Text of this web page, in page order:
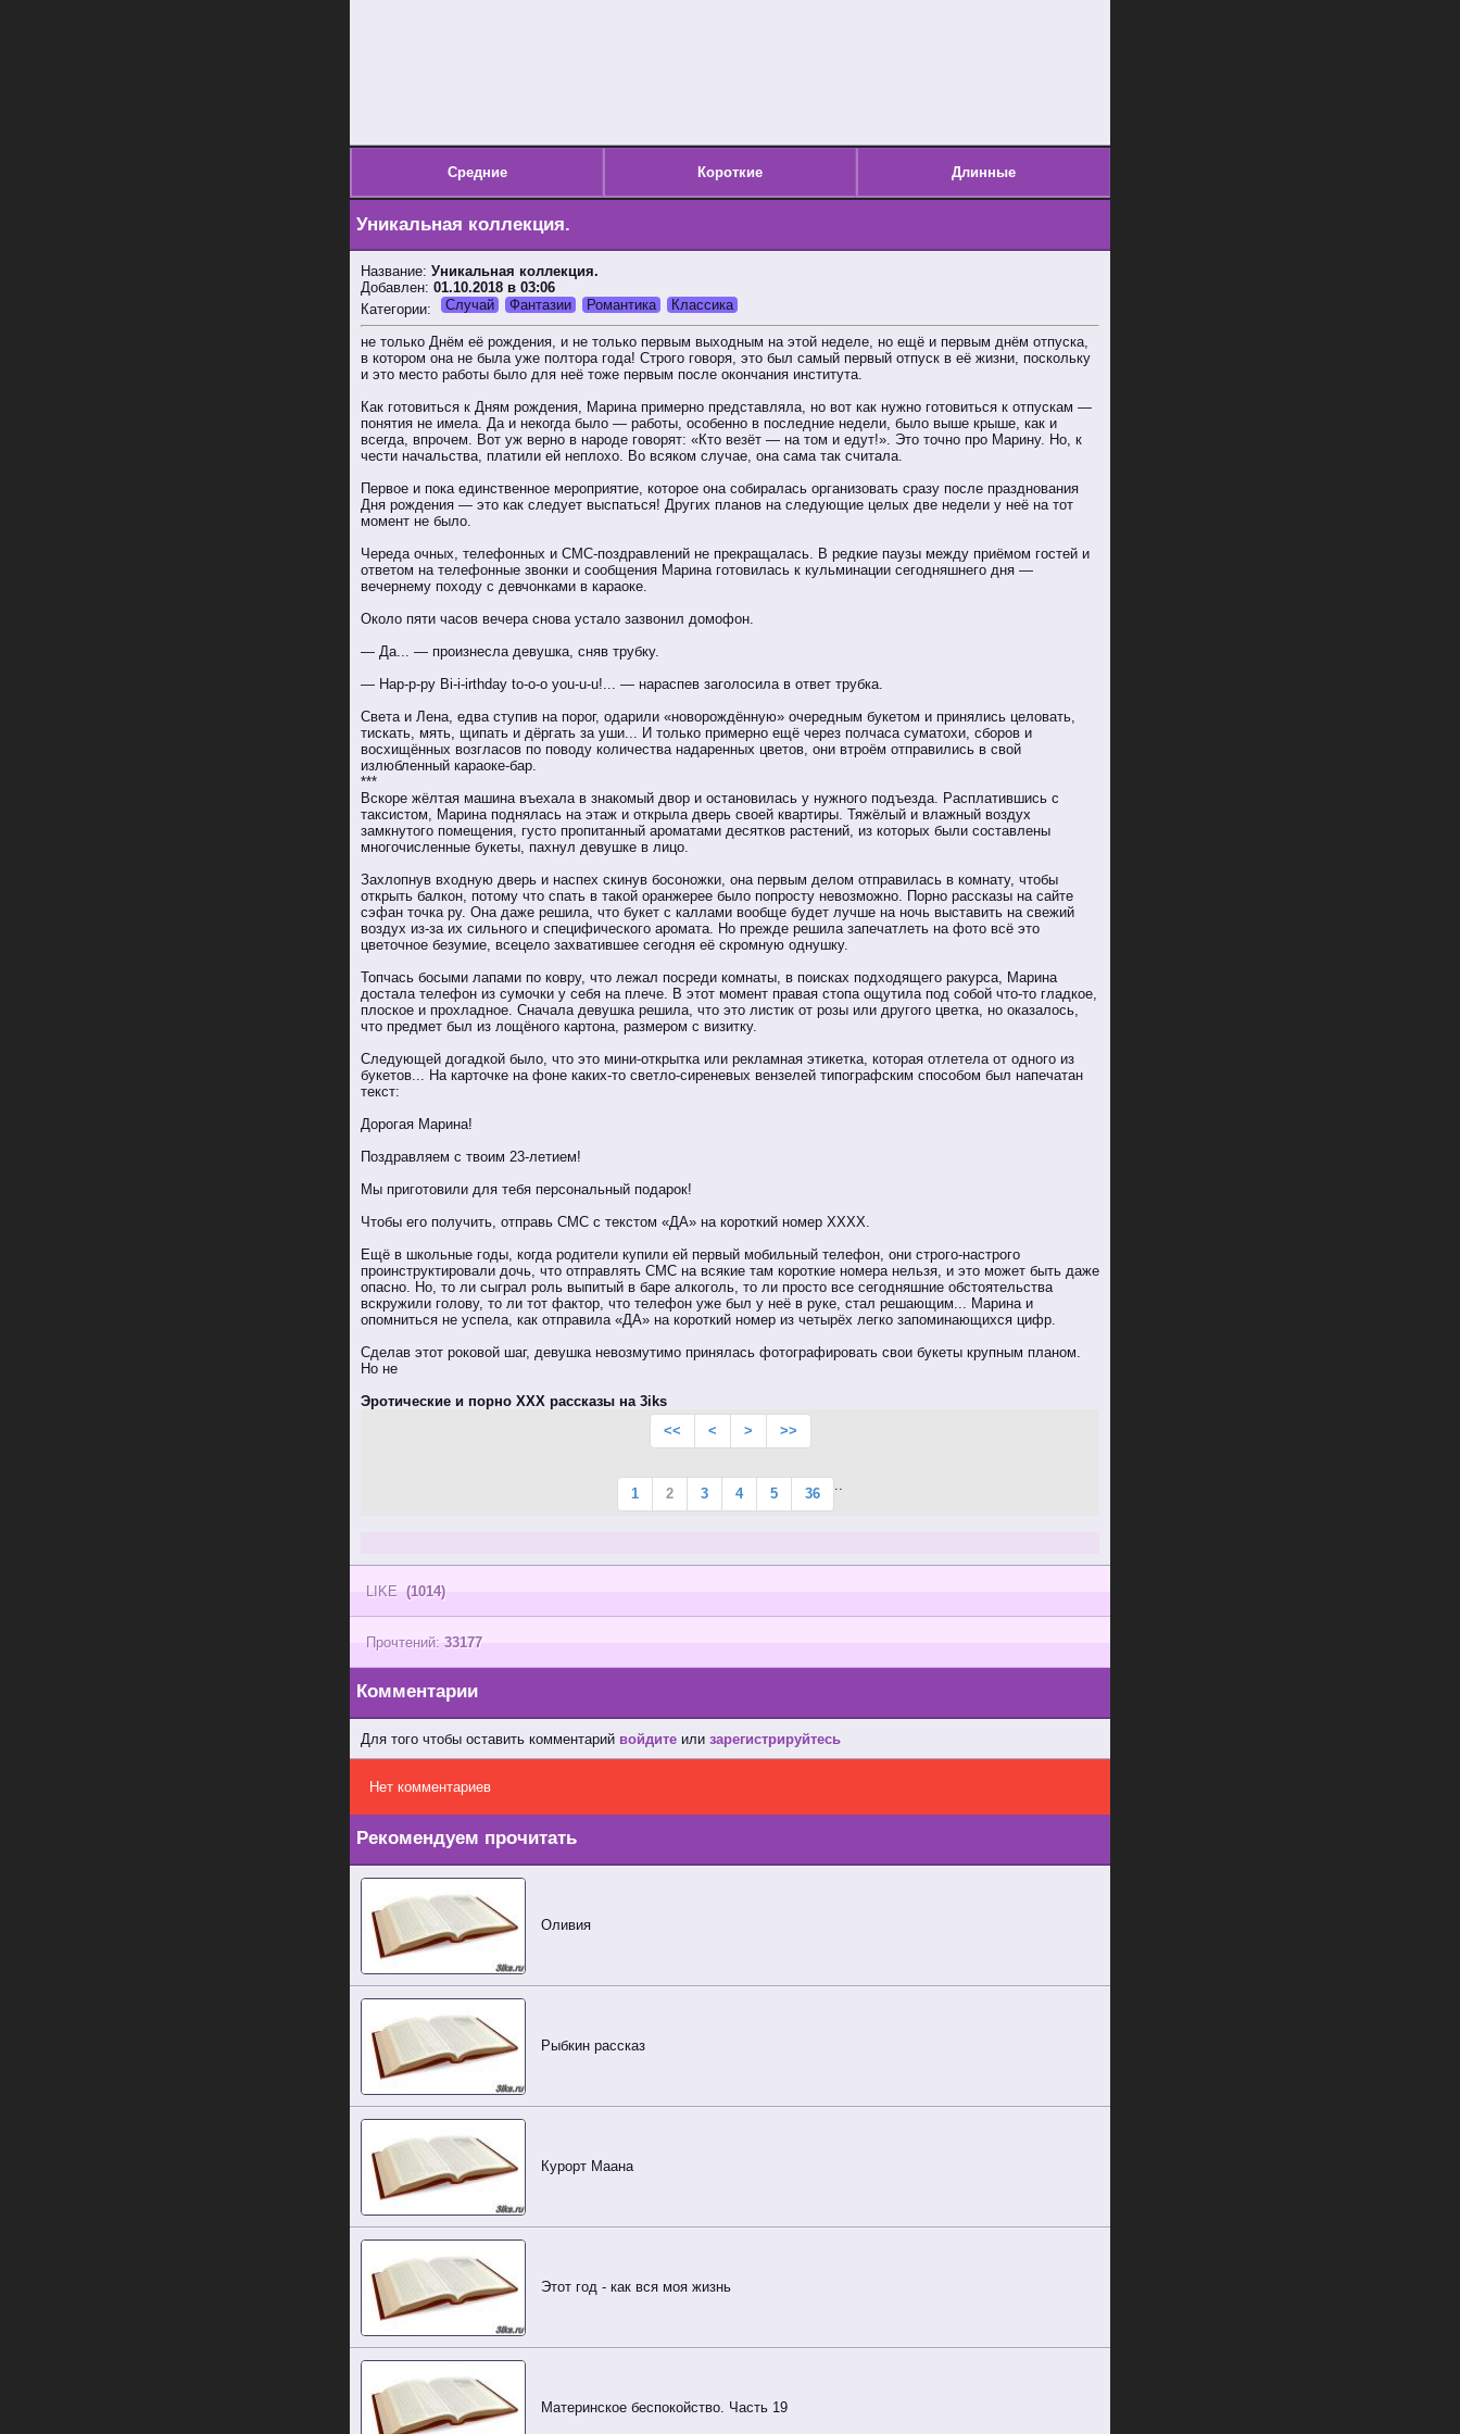
Средние Короткие Длинные
Уникальная коллекция.
Название: Уникальная коллекция.
Добавлен: 01.10.2018 в 03:06
Категории:
Случай Фантазии Романтика Классика
не только Днём её рождения, и не только первым выходным на этой неделе, но ещё и первым днём отпуска,
в котором она не была уже полтора года! Строго говоря, это был самый первый отпуск в её жизни, поскольку
и это место работы было для неё тоже первым после окончания института.
Как готовиться к Дням рождения, Марина примерно представляла, но вот как нужно готовиться к отпускам —
понятия не имела. Да и некогда было — работы, особенно в последние недели, было выше крыше, как и
всегда, впрочем. Вот уж верно в народе говорят: «Кто везёт — на том и едут!». Это точно про Марину. Но, к
чести начальства, платили ей неплохо. Во всяком случае, она сама так считала.
Первое и пока единственное мероприятие, которое она собиралась организовать сразу после празднования
Дня рождения — это как следует выспаться! Других планов на следующие целых две недели у неё на тот
момент не было.
Череда очных, телефонных и СМС-поздравлений не прекращалась. В редкие паузы между приёмом гостей и
ответом на телефонные звонки и сообщения Марина готовилась к кульминации сегодняшнего дня —
вечернему походу с девчонками в караоке.
Около пяти часов вечера снова устало зазвонил домофон.
— Да... — произнесла девушка, сняв трубку.
— Hap-p-pу Bi-i-irthdaу to-o-o уou-u-u!... — нараспев заголосила в ответ трубка.
Света и Лена, едва ступив на порог, одарили «новорождённую» очередным букетом и принялись целовать,
тискать, мять, щипать и дёргать за уши... И только примерно ещё через полчаса суматохи, сборов и
восхищённых возгласов по поводу количества надаренных цветов, они втроём отправились в свой
излюбленный караоке-бар.
***
Вскоре жёлтая машина въехала в знакомый двор и остановилась у нужного подъезда. Расплатившись с
таксистом, Марина поднялась на этаж и открыла дверь своей квартиры. Тяжёлый и влажный воздух
замкнутого помещения, густо пропитанный ароматами десятков растений, из которых были составлены
многочисленные букеты, пахнул девушке в лицо.
Захлопнув входную дверь и наспех скинув босоножки, она первым делом отправилась в комнату, чтобы
открыть балкон, потому что спать в такой оранжерее было попросту невозможно. Порно рассказы на сайте
cэфан точка pу. Она даже решила, что букет с каллами вообще будет лучше на ночь выставить на свежий
воздух из-за их сильного и специфического аромата. Но прежде решила запечатлеть на фото всё это
цветочное безумие, всецело захватившее сегодня её скромную однушку.
Топчась босыми лапами по ковру, что лежал посреди комнаты, в поисках подходящего ракурса, Марина
достала телефон из сумочки у себя на плече. В этот момент правая стопа ощутила под собой что-то гладкое,
плоское и прохладное. Сначала девушка решила, что это листик от розы или другого цветка, но оказалось,
что предмет был из лощёного картона, размером с визитку.
Следующей догадкой было, что это мини-открытка или рекламная этикетка, которая отлетела от одного из
букетов... На карточке на фоне каких-то светло-сиреневых вензелей типографским способом был напечатан
текст:
Дорогая Марина!
Поздравляем с твоим 23-летием!
Мы приготовили для тебя персональный подарок!
Чтобы его получить, отправь СМС с текстом «ДА» на короткий номер ХХХХ.
Ещё в школьные годы, когда родители купили ей первый мобильный телефон, они строго-настрого
проинструктировали дочь, что отправлять СМС на всякие там короткие номера нельзя, и это может быть даже
опасно. Но, то ли сыграл роль выпитый в баре алкоголь, то ли просто все сегодняшние обстоятельства
вскружили голову, то ли тот фактор, что телефон уже был у неё в руке, стал решающим... Марина и
опомниться не успела, как отправила «ДА» на короткий номер из четырёх легко запоминающихся цифр.
Сделав этот роковой шаг, девушка невозмутимо принялась фотографировать свои букеты крупным планом.
Но не
Эротические и порно XXX рассказы на 3iks
<<
< > >>
1 2 3 4 5
..
36
LIKE (1014)
Прочтений: 33177
Комментарии
Для того чтобы оставить комментарий войдите или зарегистрируйтесь
Нет комментариев
Рекомендуем прочитать
Оливия
Рыбкин рассказ
Курорт Маана
Этот год - как вся моя жизнь
Материнское беспокойство. Часть 19